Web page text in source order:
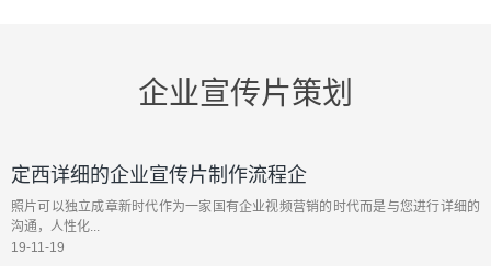
企业宣传片策划
定西详细的企业宣传片制作流程企
照片可以独立成章新时代作为一家国有企业视频营销的时代而是与您进行详细的
沟通，人性化...
19-11-19